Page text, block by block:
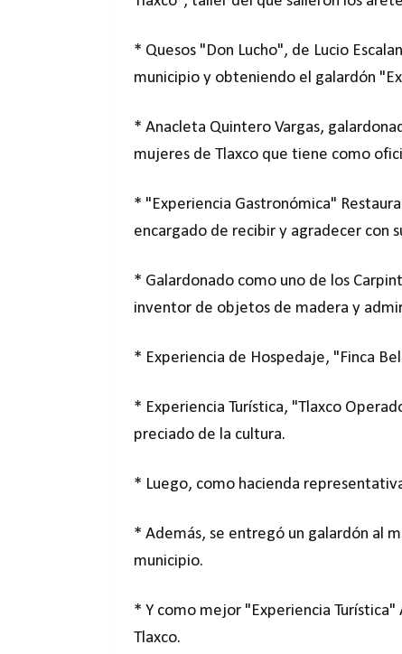
* Quesos "Don Lucho", de Lucio
municipio y obteniendo el galardón
* Anacleta Quintero Vargas,
mujeres de Tlaxco que tiene como
* "Experiencia Gastronómica"
encargado de recibir y agradecer con
* Galardonado como uno de los
inventor de objetos de madera y
* Experiencia de Hospedaje, "Finca
* Experiencia Turística, "Tlaxco
preciado de la cultura.
* Luego, como hacienda
* Además, se entregó un galardón al
municipio.
* Y como mejor "Experiencia
Tlaxco.